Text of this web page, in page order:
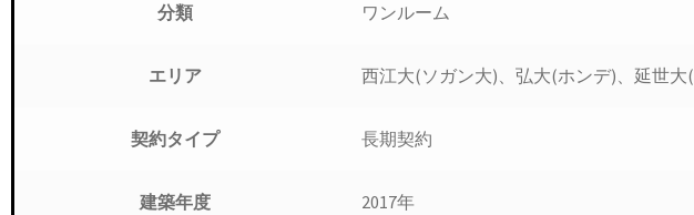
分類 ワンルーム
エリア 西江大(ソガン大)、弘大(ホンデ)、延世
契約タイプ 長期契約
建築年度 2017年